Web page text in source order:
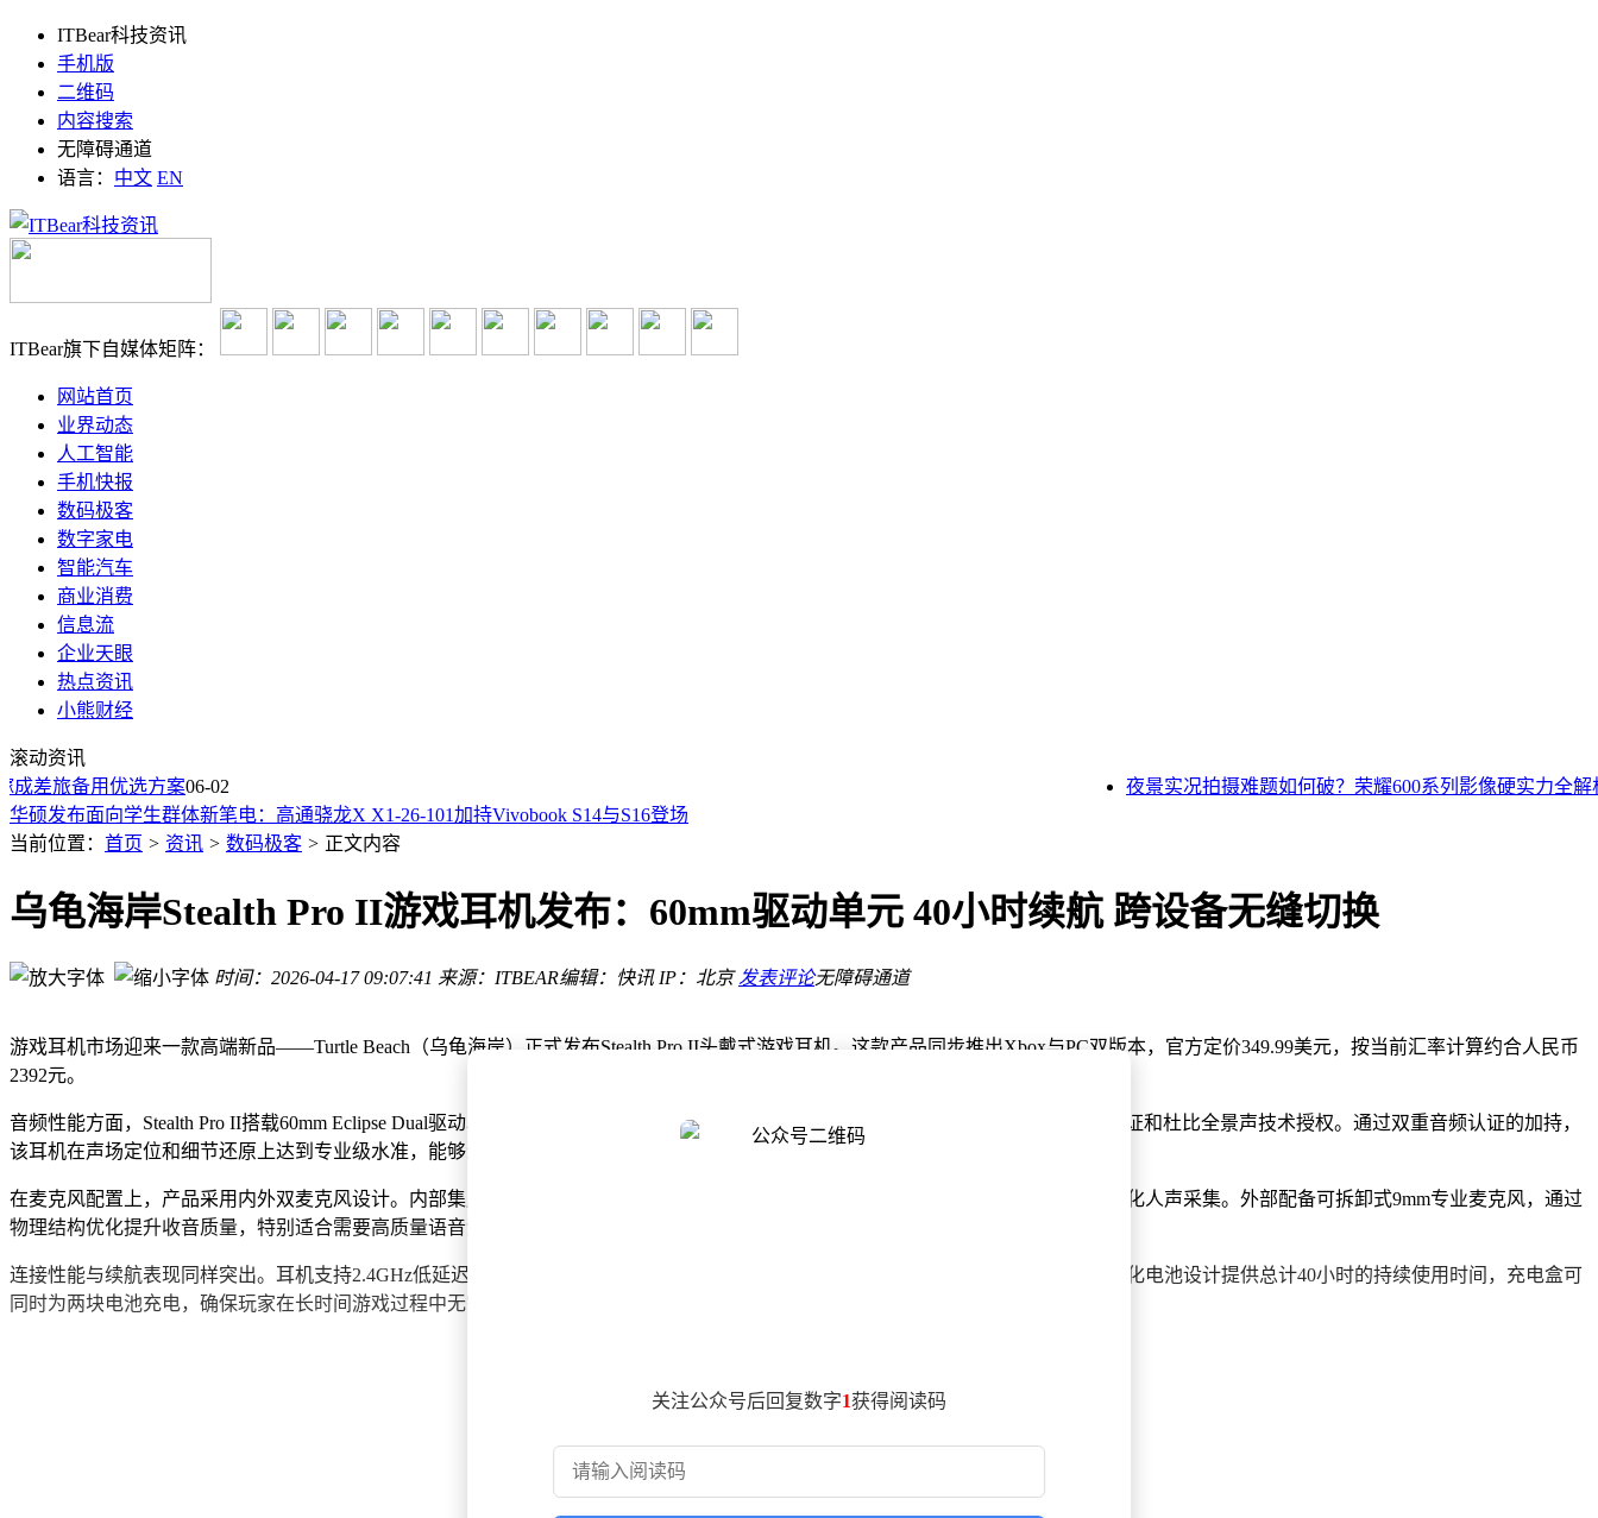
ITBear科技资讯
手机版
二维码
内容搜索
无障碍通道
语言： 中文 EN
ITBear旗下自媒体矩阵：
网站首页
业界动态
人工智能
手机快报
数码极客
数字家电
智能汽车
商业消费
信息流
企业天眼
热点资讯
小熊财经
滚动资讯
差旅备用优选方案06-02 夜景实况拍摄难题如何破？荣耀600系列影像硬实力全解析
广州海珠：无人机助力自然资源调查，开启数智化高效管理新篇章
千帆星座再添新星！第十批组网卫星搭乘长征十二号乙火箭成功入轨
詹姆斯韦布望远镜揭秘：梅西耶77星系中心超大黑洞释放耀眼光芒
iPhone18Pro电池容量曝光：称美版比国行多约200mAh
NASA X-59静音超音速飞机本月将进行首次超音速试飞
华硕发布面向学生群体新笔电：高通骁龙X X1-26-101加持Vivobook S14与S16登场
比亚迪唐L系列第五次OTA升级：续航智能齐提升，车家互联再拓展
神龙拜耳光伏支架生产：从材料工艺到服务，重塑全生命周期增效新路径
广州海珠：无人机助力自然资源调查，开启数智化高效管理新篇章
千帆星座再添新星！第十批组网卫星搭乘长征十二号乙火箭成功入轨
当前位置： 首页 > 资讯 > 数码极客 > 正文内容
乌龟海岸Stealth Pro II游戏耳机发布：60mm驱动单元 40小时续航 跨设备无缝切换
时间：2026-04-17 09:07:41 来源：ITBEAR编辑：快讯 IP：北京 发表评论无障碍通道
游戏耳机市场迎来一款高端新品——Turtle Beach（乌龟海岸）正式发布Stealth Pro II头戴式游戏耳机。这款产品同步推出Xbox与PC双版本，官方定价349.99美元，按当前汇率计算约合人民币
2392元。
音频性能方面，Stealth Pro II搭载60mm Eclipse Dual驱动单元，支持24-bit/96kHz高解析度音频传输，同时获得Hi-Res Wireless无线音质认证和杜比全景声技术授权。通过双重音频认证的加持，
该耳机在声场定位和细节还原上达到专业级水准，能够满足竞技游戏玩家对声音精准度的严苛要求。
在麦克风配置上，产品采用内外双麦克风设计。内部集成4颗波束成形麦克风阵列，配合ANC主动降噪技术，可有效过滤环境噪音并优化人声采集。外部配备可拆卸式9mm专业麦克风，通过
物理结构优化提升收音质量，特别适合需要高质量语音沟通的团队竞技场景。
连接性能与续航表现同样突出。耳机支持2.4GHz低延迟无线传输和蓝牙双模连接，通过CrossPlay 2.0技术实现四设备快速切换。双模块化电池设计提供总计40小时的持续使用时间，充电盒可
同时为两块电池充电，确保玩家在长时间游戏过程中无需中断更换电池。
关注公众号后回复数字1获得阅读码